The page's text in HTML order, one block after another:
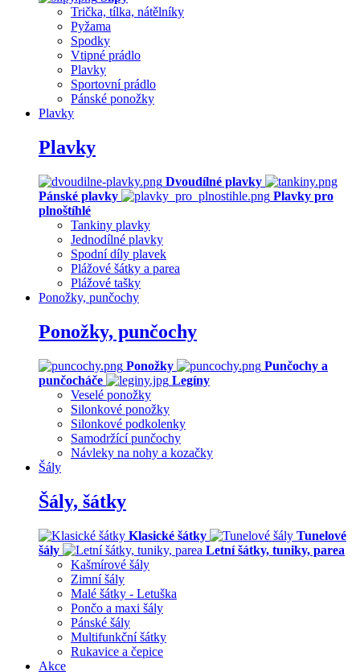
Trička, tílka, nátělníky
Pyžama
Spodky
Vtipné prádlo
Plavky
Sportovní prádlo
Pánské ponožky
Plavky
Plavky
Dvoudílné plavky
Pánské plavky
Plavky pro
plnoštíhlé
Tankiny plavky
Jednodílné plavky
Spodní díly plavek
Plážové šátky a parea
Plážové tašky
Ponožky, punčochy
Ponožky, punčochy
Ponožky
Punčochy a
punčocháče
Legíny
Veselé ponožky
Silonkové ponožky
Silonkové podkolenky
Samodržící punčochy
Návleky na nohy a kozačky
Šály
Šály, šátky
Klasické šátky
Tunelové
šály
Letní šátky, tuniky, parea
Kašmírové šály
Zimní šály
Malé šátky - Letuška
Pončo a maxi šály
Pánské šály
Multifunkční šátky
Rukavice a čepice
Akce